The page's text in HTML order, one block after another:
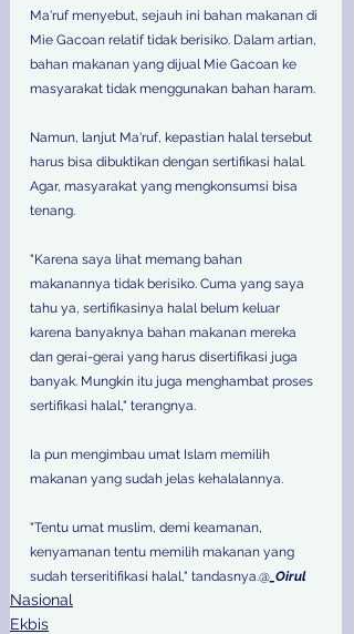
Ma'ruf menyebut, sejauh ini bahan makanan di
Mie Gacoan relatif tidak berisiko. Dalam artian,
bahan makanan yang dijual Mie Gacoan ke
masyarakat tidak menggunakan bahan haram.
Namun, lanjut Ma'ruf, kepastian halal tersebut
harus bisa dibuktikan dengan sertifikasi halal.
Agar, masyarakat yang mengkonsumsi bisa
tenang.
"Karena saya lihat memang bahan
makanannya tidak berisiko. Cuma yang saya
tahu ya, sertifikasinya halal belum keluar
karena banyaknya bahan makanan mereka
dan gerai-gerai yang harus disertifikasi juga
banyak. Mungkin itu juga menghambat proses
sertifikasi halal," terangnya.
Ia pun mengimbau umat Islam memilih
makanan yang sudah jelas kehalalannya.
"Tentu umat muslim, demi keamanan,
kenyamanan tentu memilih makanan yang
sudah terseritifikasi halal," tandasnya.@ _Oirul
Nasional
Ekbis